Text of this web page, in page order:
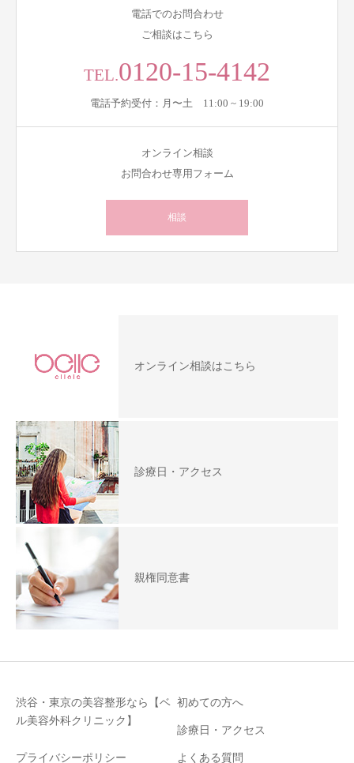
電話でのお問合わせ
ご相談はこちら
TEL.0120-15-4142
電話予約受付：月〜土 11:00 ~ 19:00
オンライン相談
お問合わせ専用フォーム
相談
オンライン相談はこちら
診療日・アクセス
親権同意書
渋谷・東京の美容整形なら【ベ
ル美容外科クリニック】
初めての方へ
診療日・アクセス
プライバシーポリシー よくある質問